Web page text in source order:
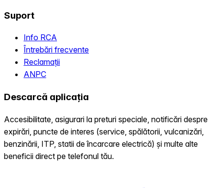
Suport
Info RCA
Întrebări frecvente
Reclamații
ANPC
Descarcă aplicația
Accesibilitate, asigurari la preturi speciale, notificări despre
expirări, puncte de interes (service, spălătorii, vulcanizări,
benzinării, ITP, statii de încarcare electrică) și multe alte
beneficii direct pe telefonul tău.